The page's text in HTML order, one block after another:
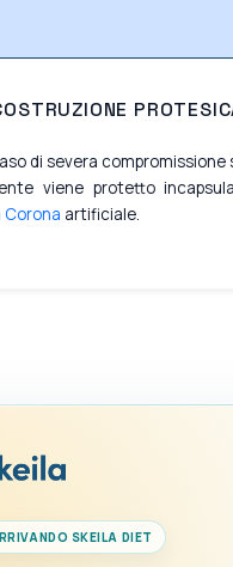
di severa
viene protetto
Corona artificiale.
SKEILA DIET